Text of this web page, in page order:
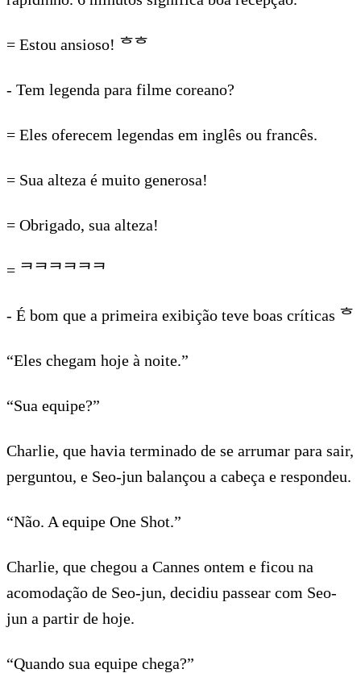
= Estou ansioso! ᄒᄒ
- Tem legenda para filme coreano?
= Eles oferecem legendas em inglês ou francês.
= Sua alteza é muito generosa!
= Obrigado, sua alteza!
= ᄏᄏᄏᄏᄏᄏ
- É bom que a primeira exibição teve boas críticas ᄒ
“Eles chegam hoje à noite.”
“Sua equipe?”
Charlie, que havia terminado de se arrumar para sair,
perguntou, e Seo-jun balançou a cabeça e respondeu.
“Não. A equipe One Shot.”
Charlie, que chegou a Cannes ontem e ficou na
acomodação de Seo-jun, decidiu passear com Seo-
jun a partir de hoje.
“Quando sua equipe chega?”